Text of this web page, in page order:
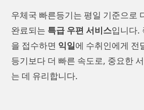
우체국 빠른등기는 평일 기준으로
완료되는 특급 우편 서비스입니다.
을 접수하면 익일에 수취인에게 전
등기보다 더 빠른 속도로, 중요한
는 데 유리합니다.